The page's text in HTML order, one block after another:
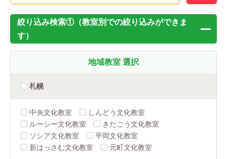
絞り込み検索①（教室別での絞り込みができま
す）
地域教室 選択
札幌
中央文化教室
しんどう文化教室
ルーシー文化教室
きたごう文化教室
ソシア文化教室
平岡文化教室
新はっさむ文化教室
元町文化教室